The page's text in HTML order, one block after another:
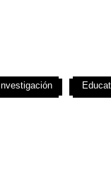
Investigación